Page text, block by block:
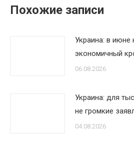
Похожие записи
Украина: в июне
экономичный
06.08.2026
Украина: для
не громкие
04.08.2026